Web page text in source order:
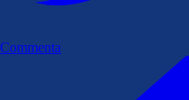
Commenta